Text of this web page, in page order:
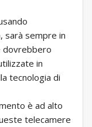
sarà sempre in
dovrebbero
in
tecnologia di
è ad alto
telecamere